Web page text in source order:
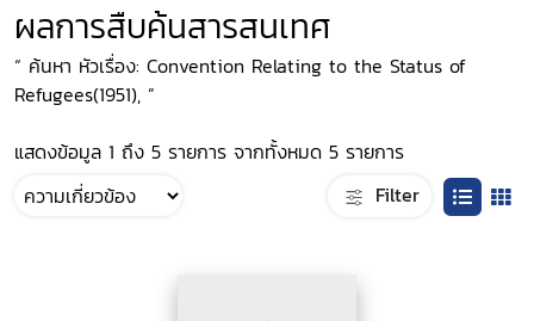
ผลการสืบค้นสารสนเทศ
“ ค้นหา หัวเรื่อง: Convention Relating to the Status of
Refugees(1951), ”
แสดงข้อมูล 1 ถึง 5 รายการ จากทั้งหมด 5 รายการ
Filter